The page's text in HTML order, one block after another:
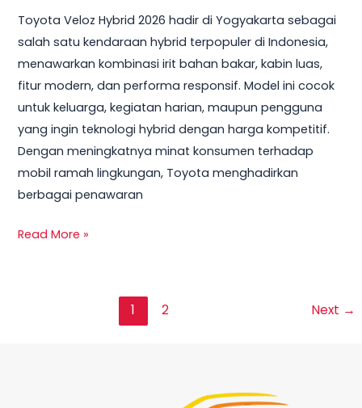
Toyota Veloz Hybrid 2026 hadir di Yogyakarta sebagai
salah satu kendaraan hybrid terpopuler di Indonesia,
menawarkan kombinasi irit bahan bakar, kabin luas,
fitur modern, dan performa responsif. Model ini cocok
untuk keluarga, kegiatan harian, maupun pengguna
yang ingin teknologi hybrid dengan harga kompetitif.
Dengan meningkatnya minat konsumen terhadap
mobil ramah lingkungan, Toyota menghadirkan
berbagai penawaran
Read More »
1 2 Next →